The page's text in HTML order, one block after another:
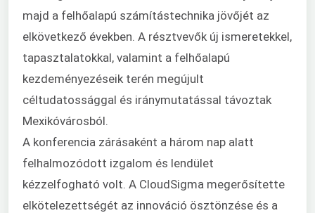
majd a felhőalapú számítástechnika jövőjét az
elkövetkező években. A résztvevők új ismeretekkel,
tapasztalatokkal, valamint a felhőalapú
kezdeményezéseik terén megújult
céltudatossággal és iránymutatással távoztak
Mexikóvárosból.
A konferencia zárásaként a három nap alatt
felhalmozódott izgalom és lendület
kézzelfogható volt. A CloudSigma megerősítette
elkötelezettségét az innováció ösztönzése és a